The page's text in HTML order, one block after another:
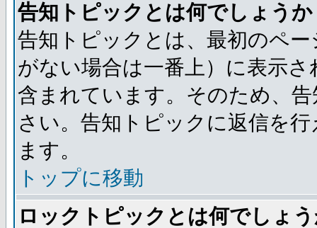
告知トピックとは何でしょうか
告知トピックとは、最初のペ
がない場合は一番上）に表示
含まれています。そのため、
さい。告知トピックに返信を
ます。
トップに移動
ロックトピックとは何でしょ